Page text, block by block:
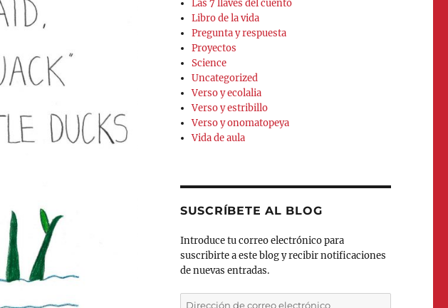
Las 7 llaves del cuento
Libro de la vida
Pregunta y respuesta
Proyectos
Science
Uncategorized
Verso y ecolalia
Verso y estribillo
Verso y onomatopeya
Vida de aula
SUSCRÍBETE AL BLOG
Introduce tu correo electrónico para
suscribirte a este blog y recibir notificaciones
de nuevas entradas.
Dirección